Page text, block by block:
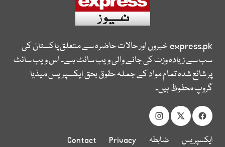
express.pkخبروں اور حالات حاضرہ سے متعلق پاکستان کی
سب سے زیادہ وزٹ کی جانے والی ویب سائٹ ہے۔ اس ویب سائٹ
پر شائع شدہ تمام مواد کے جملہ حقوق بحق ایکسپریس میڈیا
گروپ محفوظ ہیں۔
ایکسپریس
ضابطہ
Privacy
Contact